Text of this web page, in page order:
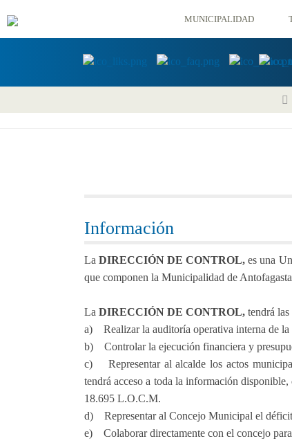
MUNICIPALIDAD
Información
LaDIRECCIÓN DE CONTROL, es una
que componen la Municipalidad de
La DIRECCIÓN DE CONTROL, tendrá
a) Realizar la auditoría operativa interna de la
b) Controlar la ejecución financiera y
c) Representar al alcalde los actos
tendrá acceso a toda la información
18.695 L.O.C.M.
d) Representar al Concejo Municipal el déficit
e) Colaborar directamente con el concejo